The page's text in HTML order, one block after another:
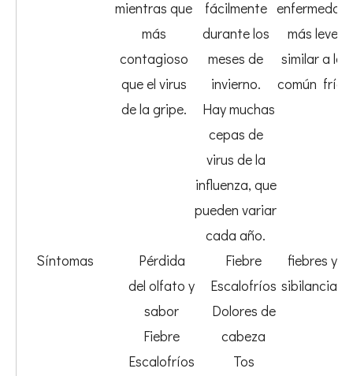
mientras que
más
contagioso
que el virus
de la gripe.
fácilmente
durante los
meses de
invierno.
Hay muchas
cepas de
virus de la
influenza, que
pueden variar
cada año.
enfermedad
más leve
similar a la
común frío.
Síntomas
Pérdida
del olfato y
sabor
Fiebre
Escalofríos
Fiebre
Escalofríos
Dolores de
cabeza
Tos
fiebres y
sibilancias